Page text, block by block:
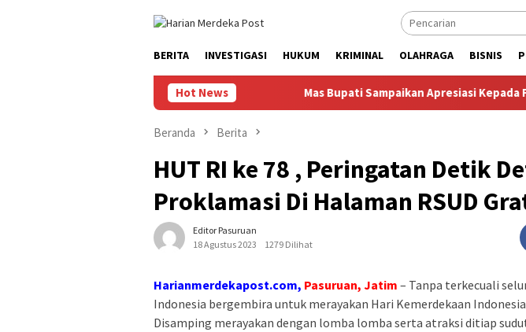
BERITA INVESTIGASI HUKUM KRIMINAL OLAHRAGA BISNIS
Hot News Mas Bupati Sampaikan Apresiasi Kepada Fraksi -
Beranda Berita
HUT RI ke 78 , Peringatan Detik
Proklamasi Di Halaman RSUD
Editor Pasuruan
18 Agustus 2023
1279 Dilihat
Harianmerdekapost.com, Pasuruan, Jatim – Tanpa terkecuali
Indonesia bergembira untuk merayakan Hari Kemerdekaan
Disamping merayakan dengan lomba lomba serta atraksi ditiap